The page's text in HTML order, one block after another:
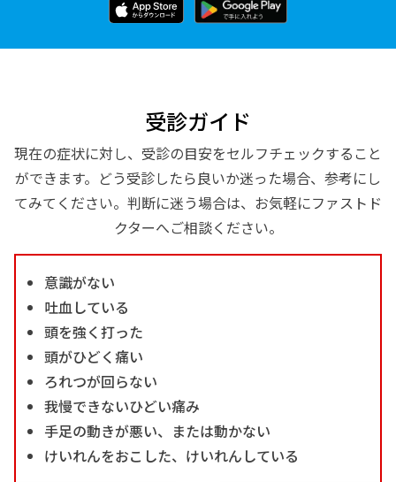
受診ガイド
現在の症状に対し、受診の目安をセルフチェックすること
ができます。どう受診したら良いか迷った場合、参考にし
てみてください。判断に迷う場合は、お気軽にファストド
クターへご相談ください。
意識がない
吐血している
頭を強く打った
頭がひどく痛い
ろれつが回らない
我慢できないひどい痛み
手足の動きが悪い、または動かない
けいれんをおこした、けいれんしている